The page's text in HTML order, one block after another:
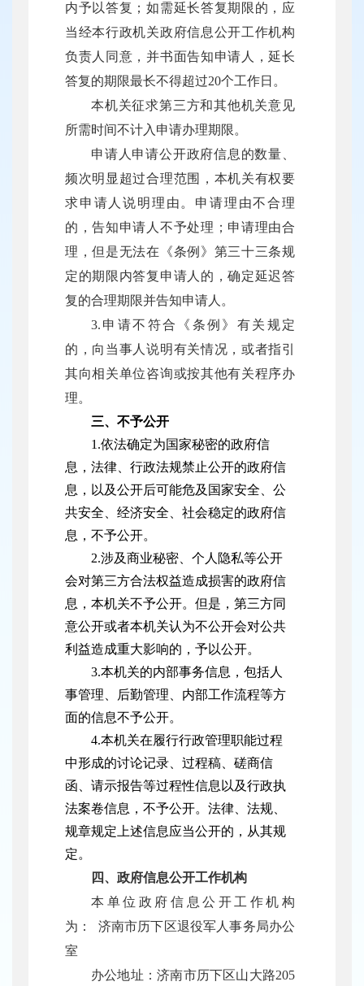
内予以答复；如需延长答复期限的，应
当经本行政机关政府信息公开工作机构
负责人同意，并书面告知申请人，延长
答复的期限最长不得超过20个工作日。
本机关征求第三方和其他机关意见
所需时间不计入申请办理期限。
申请人申请公开政府信息的数量、
频次明显超过合理范围，本机关有权要
求申请人说明理由。申请理由不合理
的，告知申请人不予处理；申请理由合
理，但是无法在《条例》第三十三条规
定的期限内答复申请人的，确定延迟答
复的合理期限并告知申请人。
3.申请不符合《条例》有关规定
的，向当事人说明有关情况，或者指引
其向相关单位咨询或按其他有关程序办
理。
三、不予公开
1.依法确定为国家秘密的政府信
息，法律、行政法规禁止公开的政府信
息，以及公开后可能危及国家安全、公
共安全、经济安全、社会稳定的政府信
息，不予公开。
2.涉及商业秘密、个人隐私等公开
会对第三方合法权益造成损害的政府信
息，本机关不予公开。但是，第三方同
意公开或者本机关认为不公开会对公共
利益造成重大影响的，予以公开。
3.本机关的内部事务信息，包括人
事管理、后勤管理、内部工作流程等方
面的信息不予公开。
4.本机关在履行行政管理职能过程
中形成的讨论记录、过程稿、磋商信
函、请示报告等过程性信息以及行政执
法案卷信息，不予公开。法律、法规、
规章规定上述信息应当公开的，从其规
定。
四、政府信息公开工作机构
本单位政府信息公开工作机构
为： 济南市历下区退役军人事务局办公
室
办公地址：济南市历下区山大路205